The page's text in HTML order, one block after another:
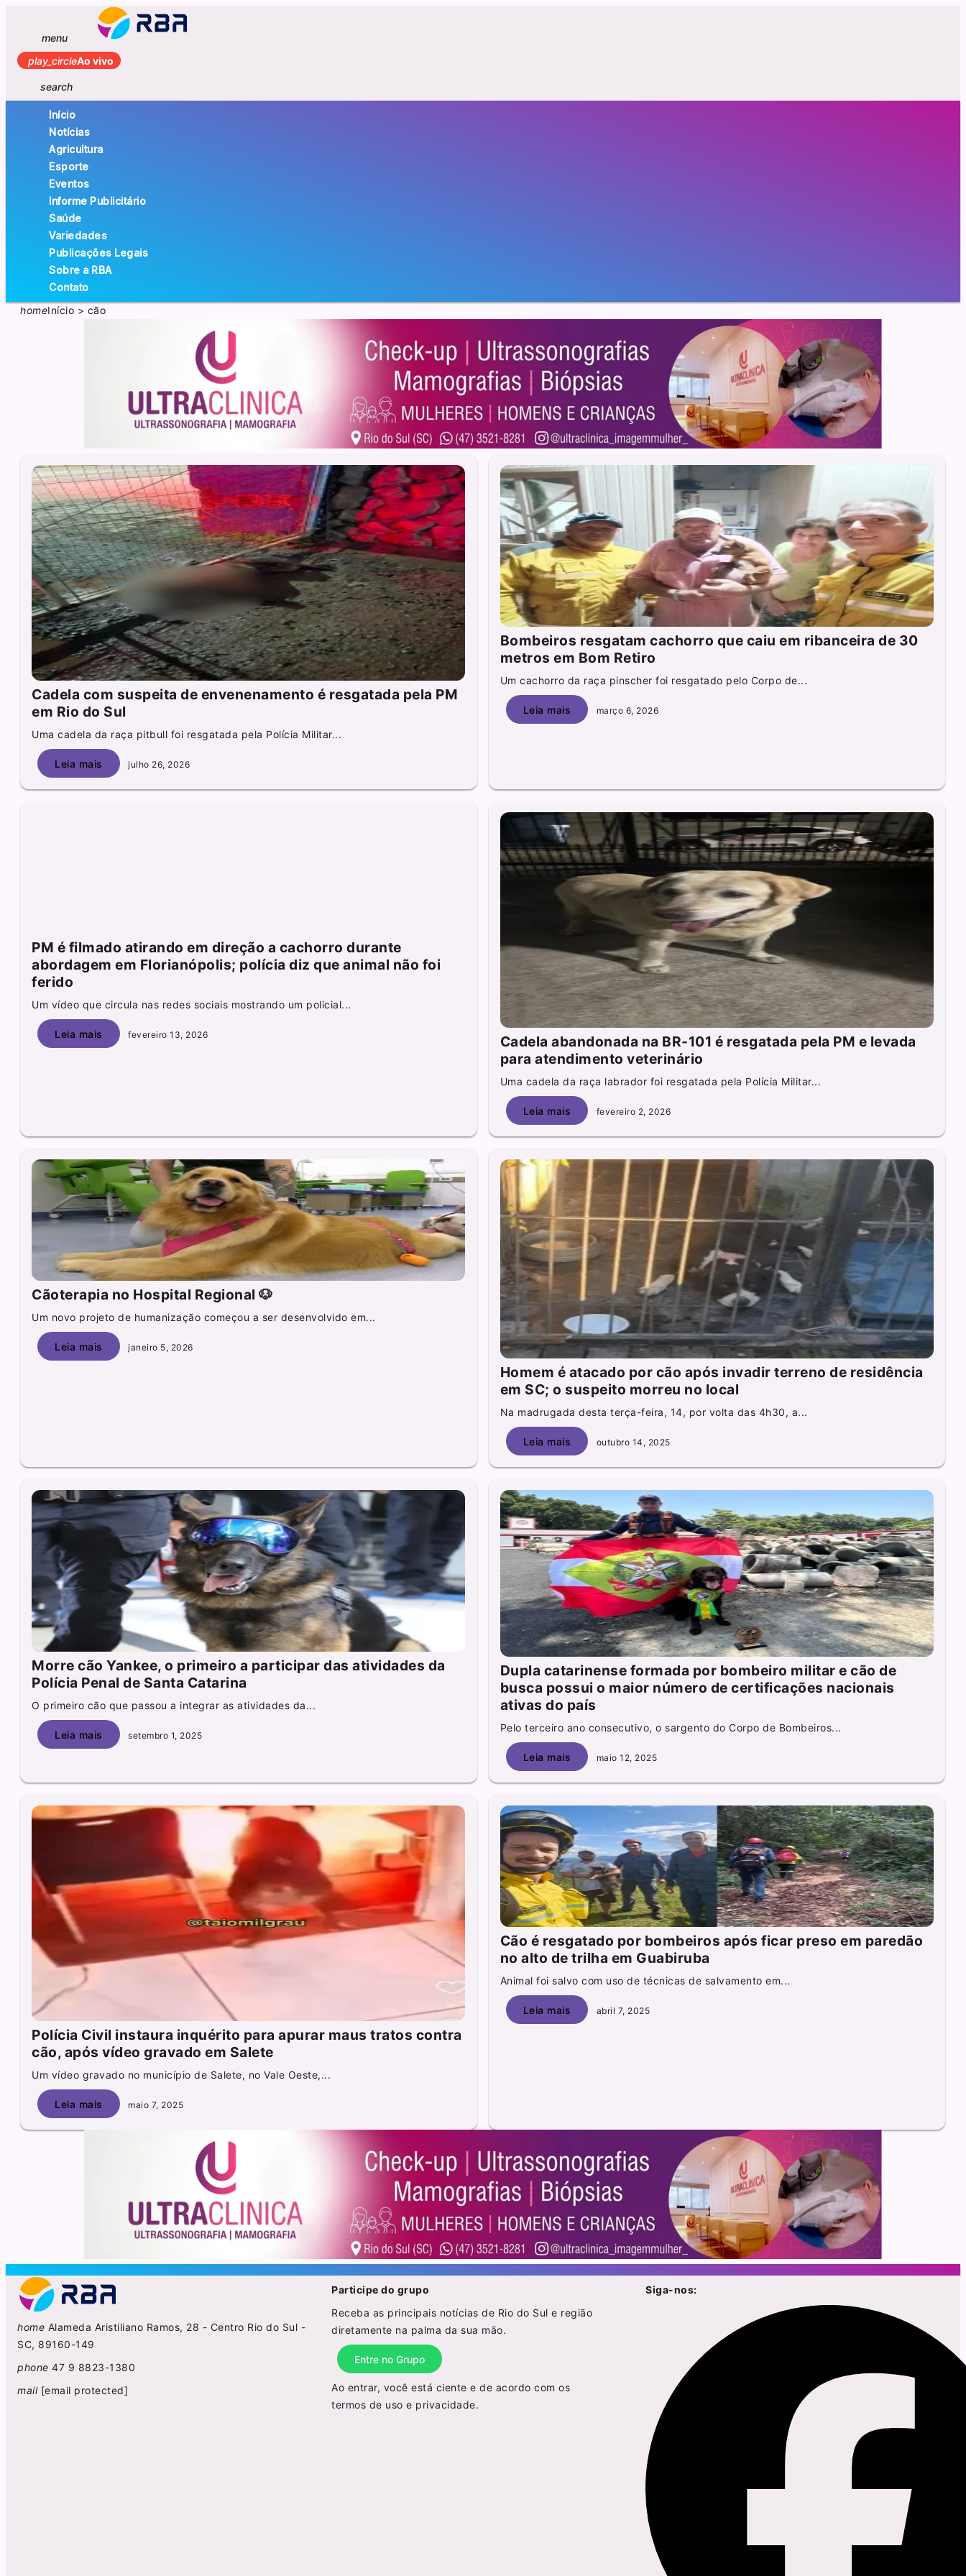
menu
play_circleAo vivo
search
Início
Notícias
Agricultura
Esporte
Eventos
Informe Publicitário
Saúde
Variedades
Publicações Legais
Sobre a RBA
Contato
homeInício > cão
Cadela com suspeita de envenenamento é resgatada pela PM
em Rio do Sul
Uma cadela da raça pitbull foi resgatada pela Polícia Militar...
Leia mais julho 26, 2026
Bombeiros resgatam cachorro que caiu em ribanceira de 30
metros em Bom Retiro
Um cachorro da raça pinscher foi resgatado pelo Corpo de...
Leia mais março 6, 2026
PM é filmado atirando em direção a cachorro durante
abordagem em Florianópolis; polícia diz que animal não foi
ferido
Um vídeo que circula nas redes sociais mostrando um policial...
Leia mais fevereiro 13, 2026
Cadela abandonada na BR-101 é resgatada pela PM e levada
para atendimento veterinário
Uma cadela da raça labrador foi resgatada pela Polícia Militar...
Leia mais fevereiro 2, 2026
Cãoterapia no Hospital Regional 🐶
Um novo projeto de humanização começou a ser desenvolvido em...
Leia mais janeiro 5, 2026
Homem é atacado por cão após invadir terreno de residência
em SC; o suspeito morreu no local
Na madrugada desta terça-feira, 14, por volta das 4h30, a...
Leia mais outubro 14, 2025
Morre cão Yankee, o primeiro a participar das atividades da
Polícia Penal de Santa Catarina
O primeiro cão que passou a integrar as atividades da...
Leia mais setembro 1, 2025
Dupla catarinense formada por bombeiro militar e cão de
busca possui o maior número de certificações nacionais
ativas do país
Pelo terceiro ano consecutivo, o sargento do Corpo de Bombeiros...
Leia mais maio 12, 2025
Polícia Civil instaura inquérito para apurar maus tratos contra
cão, após vídeo gravado em Salete
Um vídeo gravado no município de Salete, no Vale Oeste,...
Leia mais maio 7, 2025
Cão é resgatado por bombeiros após ficar preso em paredão
no alto de trilha em Guabiruba
Animal foi salvo com uso de técnicas de salvamento em...
Leia mais abril 7, 2025
home Alameda Aristiliano Ramos, 28 - Centro Rio do Sul -
SC, 89160-149
phone 47 9 8823-1380
mail [email protected]
Participe do grupo
Receba as principais notícias de Rio do Sul e região
diretamente na palma da sua mão.
Entre no Grupo
Ao entrar, você está ciente e de acordo com os
termos de uso e privacidade.
Siga-nos: